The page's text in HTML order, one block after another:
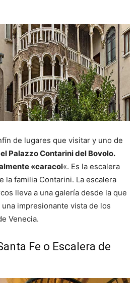
de lugares que visitar y uno de
Palazzo Contarini del Bovolo.
«caracol«. Es la escalera
la familia Contarini. La escalera
lleva a una galería desde la que
impresionante vista de los
Venecia.
Fe o Escalera de